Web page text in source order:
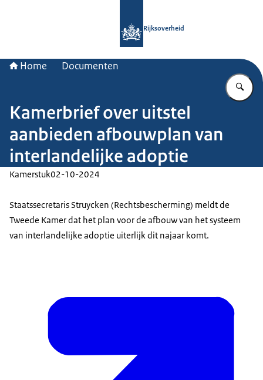
Rijksoverheid
Home Documenten
Kamerbrief over uitstel
aanbieden afbouwplan van
interlandelijke adoptie
Kamerstuk02-10-2024
Staatssecretaris Struycken (Rechtsbescherming) meldt de
Tweede Kamer dat het plan voor de afbouw van het systeem
van interlandelijke adoptie uiterlijk dit najaar komt.